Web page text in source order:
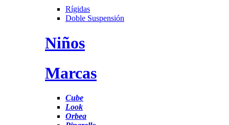
Rígidas
Doble Suspensión
Niños
Marcas
Cube
Look
Orbea